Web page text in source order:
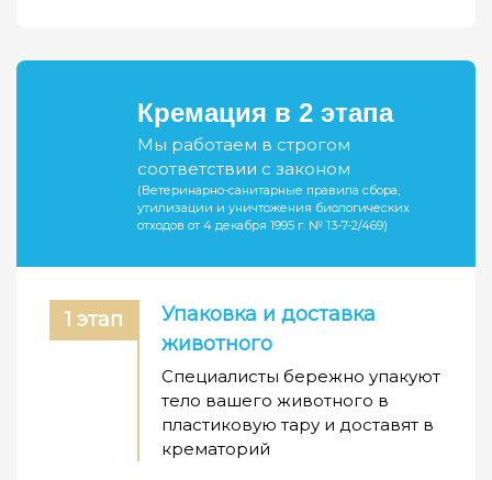
Кремация в 2 этапа
Мы работаем в строгом
соответствии с законом
(Ветеринарно-санитарные правила сбора,
утилизации и уничтожения биологических
отходов от 4 декабря 1995 г. № 13-7-2/469)
1 этап
Упаковка и доставка
животного
Специалисты бережно упакуют
тело вашего животного в
пластиковую тару и доставят в
крематорий